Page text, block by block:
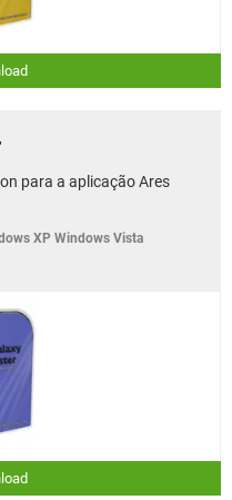
para a aplicação Ares
XP Windows Vista